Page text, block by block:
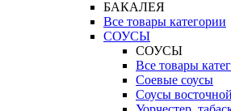
БАКАЛЕЯ
Все товары категории
СОУСЫ
СОУСЫ
Все товары
Соевые соусы
Соусы